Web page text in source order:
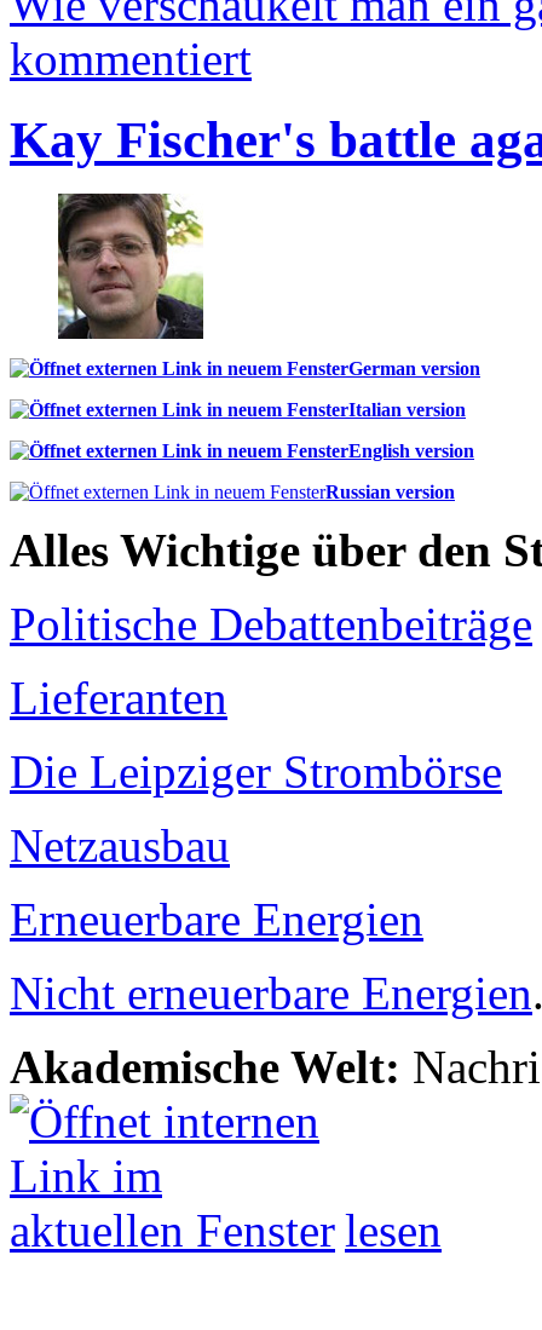
kommentiert
Kay Fischer's battle
German version
Italian version
English version
Russian version
Alles Wichtige über den
Politische Debattenbeiträge
Lieferanten
Die Leipziger Strombörse
Netzausbau
Erneuerbare Energien
Nicht erneuerbare Energien
Akademische Welt:
lesen